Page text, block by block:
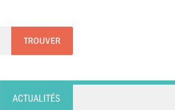
ACTUALITÉS